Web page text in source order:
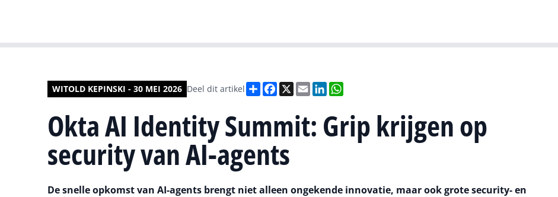
WITOLD KEPINSKI - 30 MEI 2026 Deel dit artikel DeelFacebook
X EmailLinkedIn
Okta AI Identity Summit: Grip krijgen op
security van AI-agents
De snelle opkomst van AI-agents brengt niet alleen ongekende innovatie, maar ook grote security- en